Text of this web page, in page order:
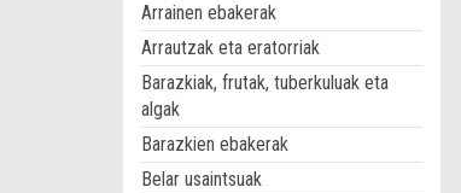
Arrainen ebakerak
Arrautzak eta eratorriak
Barazkiak, frutak, tuberkuluak eta
algak
Barazkien ebakerak
Belar usaintsuak